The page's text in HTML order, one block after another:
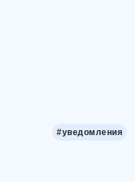
#уведомления